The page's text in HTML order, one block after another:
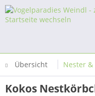
Übersicht Nester
Kokos